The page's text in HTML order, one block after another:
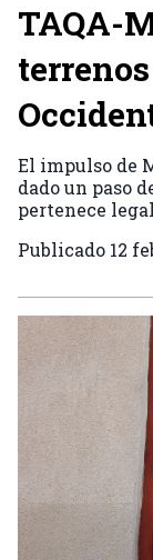
TAQA-
El impulso de
dado un paso
pertenece
Publicado 12